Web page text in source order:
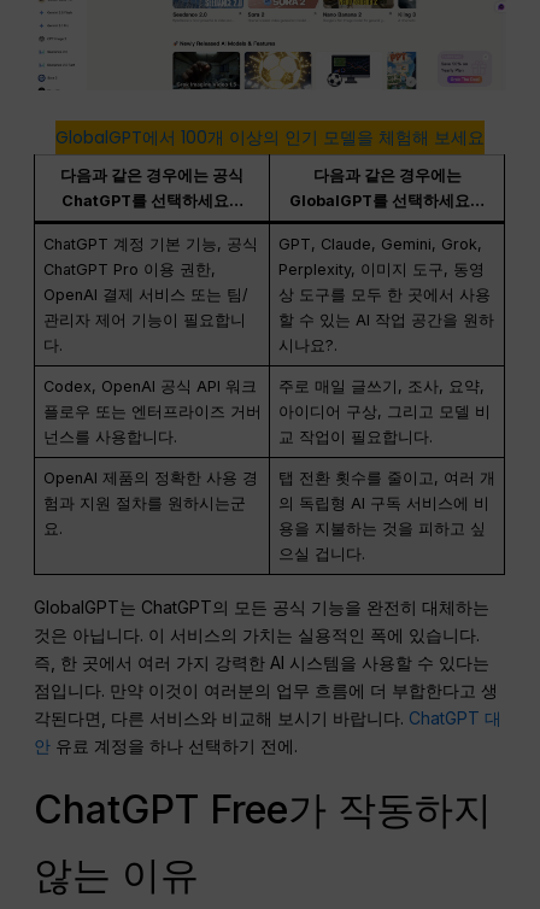
GlobalGPT에서 100개 이상의 인기 모델을 체험해 보세요
다음과 같은 경우에는 공식
ChatGPT를 선택하세요…
다음과 같은 경우에는
GlobalGPT를 선택하세요…
ChatGPT 계정 기본 기능, 공식
ChatGPT Pro 이용 권한,
OpenAI 결제 서비스 또는 팀/
관리자 제어 기능이 필요합니
다.
GPT, Claude, Gemini, Grok,
Perplexity, 이미지 도구, 동영
상 도구를 모두 한 곳에서 사용
할 수 있는 AI 작업 공간을 원하
시나요?.
Codex, OpenAI 공식 API 워크
플로우 또는 엔터프라이즈 거버
넌스를 사용합니다.
주로 매일 글쓰기, 조사, 요약,
아이디어 구상, 그리고 모델 비
교 작업이 필요합니다.
OpenAI 제품의 정확한 사용 경
험과 지원 절차를 원하시는군
요.
탭 전환 횟수를 줄이고, 여러 개
의 독립형 AI 구독 서비스에 비
용을 지불하는 것을 피하고 싶
으실 겁니다.
GlobalGPT는 ChatGPT의 모든 공식 기능을 완전히 대체하는
것은 아닙니다. 이 서비스의 가치는 실용적인 폭에 있습니다.
즉, 한 곳에서 여러 가지 강력한 AI 시스템을 사용할 수 있다는
점입니다. 만약 이것이 여러분의 업무 흐름에 더 부합한다고 생
각된다면, 다른 서비스와 비교해 보시기 바랍니다. ChatGPT 대
안 유료 계정을 하나 선택하기 전에.
ChatGPT Free가 작동하지
않는 이유